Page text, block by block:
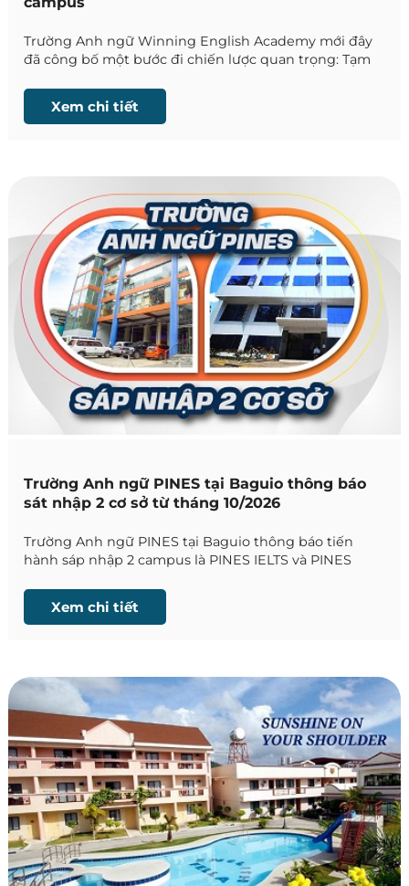
Trường Anh ngữ Winning English Academy mới đây
đã công bố một bước đi chiến lược quan trọng: Tạm
mới Ayala campus từ 1/10/2026.
Xem chi tiết
Trường Anh ngữ PINES tại Baguio thông báo
sát nhập 2 cơ sở từ tháng 10/2026
Trường Anh ngữ PINES tại Baguio thông báo tiến
hành sáp nhập 2 campus là PINES IELTS và PINES
Xem chi tiết